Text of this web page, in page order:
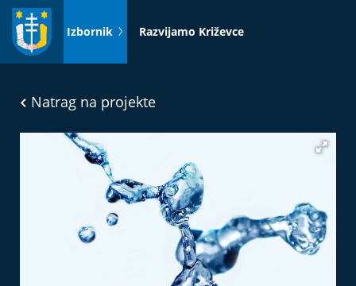
Idi
sadržaj
Izbornik Razvijamo Križevce
Natrag na projekte